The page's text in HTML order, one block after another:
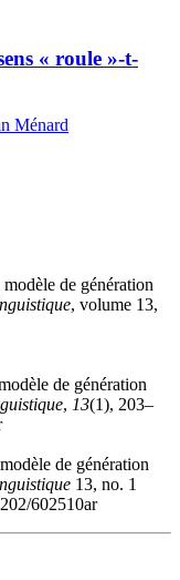
« roule »-t-
Ménard
de génération
, volume 13,
de génération
, 13(1), 203–
de génération
13, no. 1
602510ar